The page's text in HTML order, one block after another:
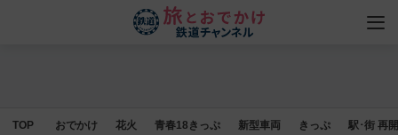
TOP おでかけ 花火 青春18きっぷ 新型車両 きっぷ 駅･街 再